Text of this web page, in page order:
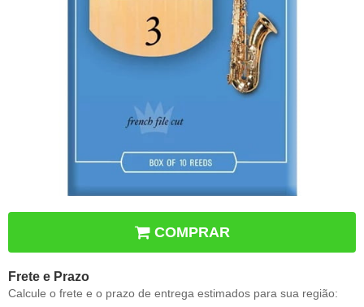
COMPRAR
Frete e Prazo
Calcule o frete e o prazo de entrega estimados para sua região: